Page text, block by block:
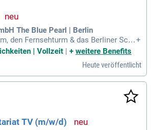
The Blue Pearl | Berlin
den Fernsehturm & das Berliner Schl
Du liebst Verantwortung, Struk
Dann komm in unser kreatives F
The Blue Pearl kulinarisch zum Leuc
+
| Vollzeit | + weitere Benefits
Heute veröffentlicht
TV (m/w/d)